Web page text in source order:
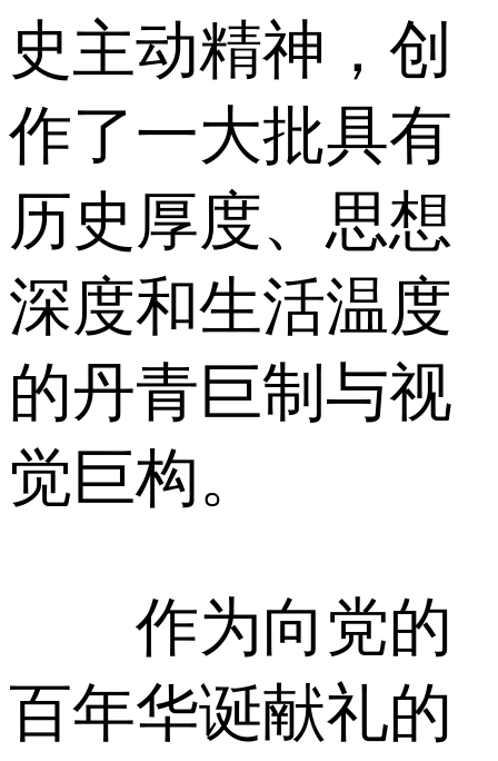
史主动精神，创
作了一大批具有
历史厚度、思想
深度和生活温度
的丹青巨制与视
觉巨构。
作为向党的
百年华诞献礼的